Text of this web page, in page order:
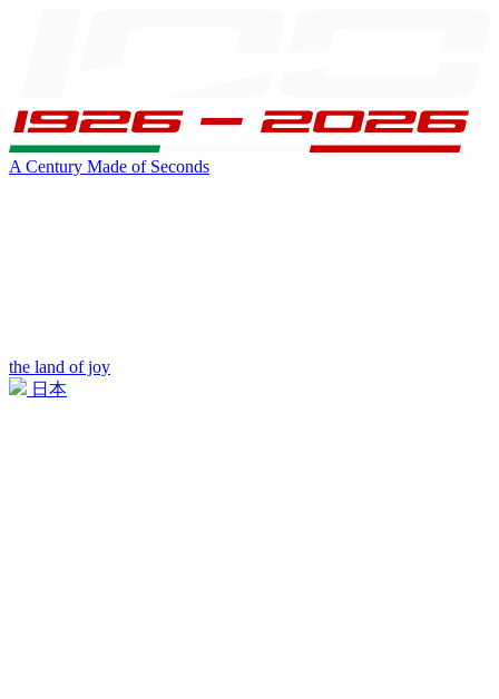
A Century Made of Seconds
the land of joy
日本